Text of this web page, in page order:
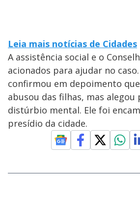
Leia mais notícias de Cidades
A assistência social e o
acionados para ajudar no
confirmou em depoimento
abusou das filhas, mas alegou
distúrbio mental. Ele foi
presídio da cidade.